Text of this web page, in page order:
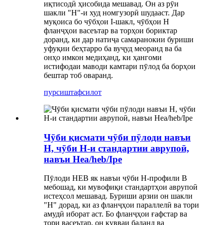
иқтисодӣ ҳисобида мешавад. Он аз рӯи
шакли "H"-и худ номгузорӣ шудааст. Дар
муқоиса бо чӯбҳои I-шакл, чӯбҳои H
фланҷҳои васеътар ва торҳои бориктар
доранд, ки дар натиҷа самаранокии буриши
уфуқии беҳтарро ба вуҷуд меоранд ва ба
онҳо имкон медиҳанд, ки ҳангоми
истифодаи маводи камтари пӯлод ба борҳои
бештар тоб оваранд.
пурсиштафсилот
Чӯби қисмати чӯби пӯлоди навъи
H, чӯби H-и стандартии аврупоӣ,
навъи Hea/heb/Ipe
Пӯлоди HEB як навъи чӯби H-профили B
мебошад, ки мувофиқи стандартҳои аврупоӣ
истеҳсол мешавад. Буриши арзии он шакли
"H" дорад, ки аз фланҷҳои параллелӣ ва тори
амудӣ иборат аст. Бо фланҷҳои ғафстар ва
тори васеътар, он қувваи баланд ва